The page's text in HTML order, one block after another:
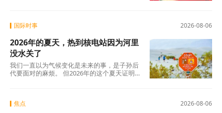
2026-08-06
国际时事
2026年的夏天，热到核电站因为河里
没水关了
我们一直以为气候变化是未来的事，是子孙后
代要面对的麻烦。 但2026年的这个夏天证明：
说室外没法待了。
2026-08-06
焦点